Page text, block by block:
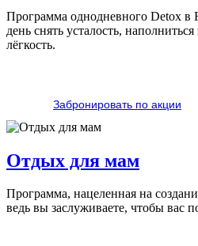
Программа однодневного Detox в
день снять усталость,
лёгкость.
Забронировать по акции
Отдых для мам
Программа, нацеленная на
ведь вы заслуживаете, чтобы вас